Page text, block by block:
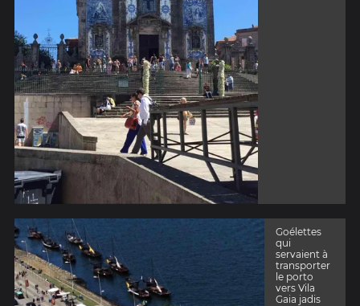
Goélettes
qui
servaient à
transporter
le porto
vers Vila
Gaia jadis